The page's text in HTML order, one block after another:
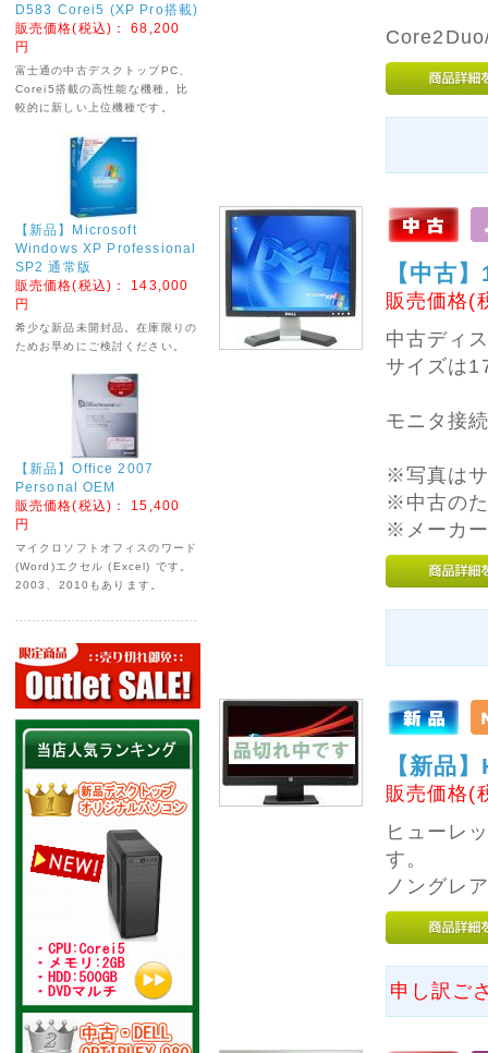
・12月25日(木)～1月
5日(月)
※休業中でも、ホーム
ページからのご注文は
常時受付しております
(火)からとなります。
お急ぎの場合は、お早
めにご注文いただけれ
ば幸いです。
休業中は電話対応、発
送業務、メールのご返
信はいたしておりませ
んので
あらかじめご了承くだ
さい。
ますが、よろしくお願
いいたします。
2025年09月22日
--
---------- 店休のお知
らせ ------------
下記期間を店休とさせ
ていただきます。
月10日 (金)
ージからのご注文は受
付しております。
※発送業務は14日 (火)
からとなります。
お急ぎの場合は、お早
めにご注文いただけれ
ば幸いです。
店休中は電話対応や発
ませんので、あらかじ
めご了承ください。
ご不便をおかけいたし
ますが、よろしくお願
いいたします。
2025年07月24日
--
---------- お盆休業の
お知らせ ------------
D583 Corei5 (XP Pro搭載)
販売価格(税込)：68,200
円
富士通の中古デスクトップPC、
Corei5搭載の高性能な機種。比
較的に新しい上位機種です。
【新品】Microsoft
Windows XP Professional
SP2 通常版
販売価格(税込)： 143,000
円
希少な新品未開封品。在庫限りの
ためお早めにご検討ください。
【新品】Office 2007
Personal OEM
販売価格(税込)： 15,400
円
マイクロソフトオフィスのワード
(Word)エクセル (Excel) です。
2003、2010もあります。
【中古
販売価格(
中古ディ
サイズは
モニタ接
※写真は
※中古の
※メーカ
【新品
販売価格(
ヒューレ
す。
ノングレ
申し訳ご